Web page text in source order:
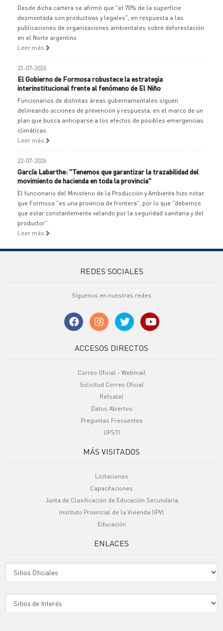
Desde dicha cartera se afirmó que "el 70% de la superficie
desmontada son productivas y legales", en respuesta a las
publicaciones de organizaciones ambientales sobre deforestación
en el Norte argentino.
Leer más
23-07-2026
El Gobierno de Formosa robustece la estrategia
interinstitucional frente al fenómeno de El Niño
Funcionarios de distintas áreas gubernamentales siguen
delineando acciones de prevención y respuesta, en el marco de un
plan que busca anticiparse a los efectos de posibles emergencias
climáticas.
Leer más
22-07-2026
García Labarthe: "Tenemos que garantizar la trazabilidad del
movimiento de hacienda en toda la provincia"
El funcionario del Ministerio de la Producción y Ambiente hizo notar
que Formosa "es una provincia de frontera", por lo que "debemos
que estar constantemente velando por la seguridad sanitaria y del
productor".
Leer más
REDES SOCIALES
Síguenos en nuestras redes
ACCESOS DIRECTOS
Correo Oficial - Webmail
Solicitud Correo Oficial
Refsatel
Datos Abiertos
Preguntas Frecuentes
UPSTI
MÁS VISITADOS
Licitaciones
Capacitaciones
Junta de Clasificación de Educación Secundaria
Instituto Provincial de la Vivienda (IPV)
Educación
ENLACES